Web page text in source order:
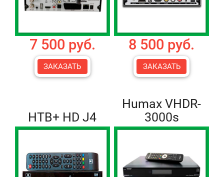
7 500 руб.
ЗАКАЗАТЬ
8 500 руб.
ЗАКАЗАТЬ
НТВ+ HD J4
Humax VHDR-
3000s